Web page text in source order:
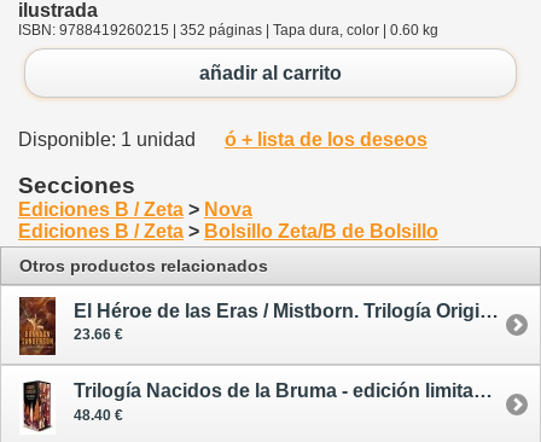
ilustrada
ISBN: 9788419260215 | 352 páginas | Tapa dura, color | 0.60 kg
añadir al carrito
Disponible: 1 unidad ó + lista de los deseos
Secciones
Ediciones B / Zeta > Nova
Ediciones B / Zeta > Bolsillo Zeta/B de Bolsillo
Otros productos relacionados
El Héroe de las Eras / Mistborn. Trilogía Original 3 - tapa dura
23.66 €
Trilogía Nacidos de la Bruma - edición limitada tintada
48.40 €